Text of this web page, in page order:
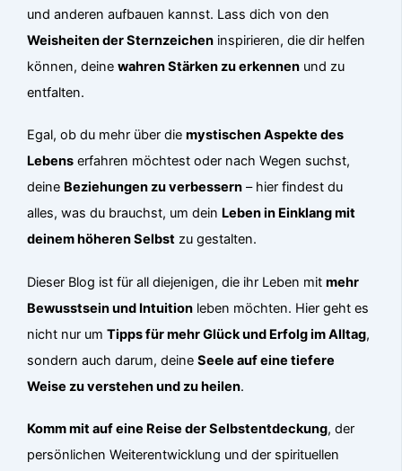
und anderen aufbauen kannst. Lass dich von den
Weisheiten der Sternzeichen inspirieren, die dir helfen
können, deinewahren Stärken zu erkennen und zu
entfalten.
Egal, ob du mehr über diemystischen Aspekte des
Lebens erfahren möchtest oder nach Wegen suchst,
deine Beziehungen zu verbessern – hier findest du
alles, was du brauchst, um dein Leben in Einklang mit
deinem höheren Selbst zu gestalten.
Dieser Blog ist für all diejenigen, die ihr Leben mitmehr
Bewusstsein und Intuition leben möchten. Hier geht es
nicht nur umTipps für mehr Glück und Erfolg im Alltag,
sondern auch darum, deineSeele auf eine tiefere
Weise zu verstehen und zu heilen.
Komm mit auf eine Reise der Selbstentdeckung, der
persönlichen Weiterentwicklung und der spirituellen